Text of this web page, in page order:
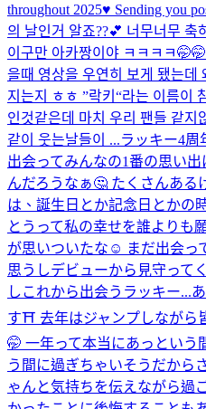
throughout 2025♥️ Sending you
의 날인거 알죠??💕 너무너무
이구만 아카짱이야 ㅋㅋㅋㅋ
을때 영상을 우연히 보게 됐는데
지는지 ㅎㅎ ”락키“라는 이름이
인것같은데 마치 우리 팬들 같지
같이 웃는날들이 ...ラッキー4周
出会ってみんなの1番の思い
んだろうなぁ🤔 たくさんある
は、誕生日とか記念日とかの
とうって私の幸せを誰よりも
が思いついたな☺️ まだ出会っ
思うしデビューから見守って
しこれから出会うラッキー...
す⛩ 去年はジャンプしながら
🤭 一年って本当にあっという
う間に過ぎちゃいそうだから
ゃんと気持ちを伝えながら過